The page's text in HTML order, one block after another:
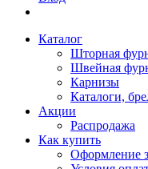
Каталог
Шторная
Швейная
Карнизы
Каталоги,
Акции
Распродажа
Как купить
Оформление